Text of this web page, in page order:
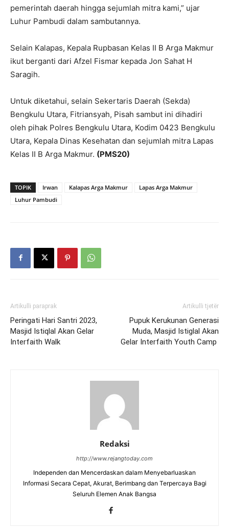
pemerintah daerah hingga sejumlah mitra kami,” ujar
Luhur Pambudi dalam sambutannya.
Selain Kalapas, Kepala Rupbasan Kelas II B Arga Makmur
ikut berganti dari Afzel Fismar kepada Jon Sahat H
Saragih.
Untuk diketahui, selain Sekertaris Daerah (Sekda)
Bengkulu Utara, Fitriansyah, Pisah sambut ini dihadiri
oleh pihak Polres Bengkulu Utara, Kodim 0423 Bengkulu
Utara, Kepala Dinas Kesehatan dan sejumlah mitra Lapas
Kelas II B Arga Makmur. (PMS20)
TOPIK Irwan Kalapas Arga Makmur
Lapas Arga Makmur
Luhur Pambudi
Artikulli paraprak
Peringati Hari Santri 2023,
Masjid Istiqlal Akan Gelar
Interfaith Walk
Artikulli tjetër
Pupuk Kerukunan Generasi
Muda, Masjid Istiglal Akan
Gelar Interfaith Youth Camp
Redaksi
http://www.rejangtoday.com
Independen dan Mencerdaskan dalam Menyebarluaskan
Informasi Secara Cepat, Akurat, Berimbang dan Terpercaya Bagi
Seluruh Elemen Anak Bangsa